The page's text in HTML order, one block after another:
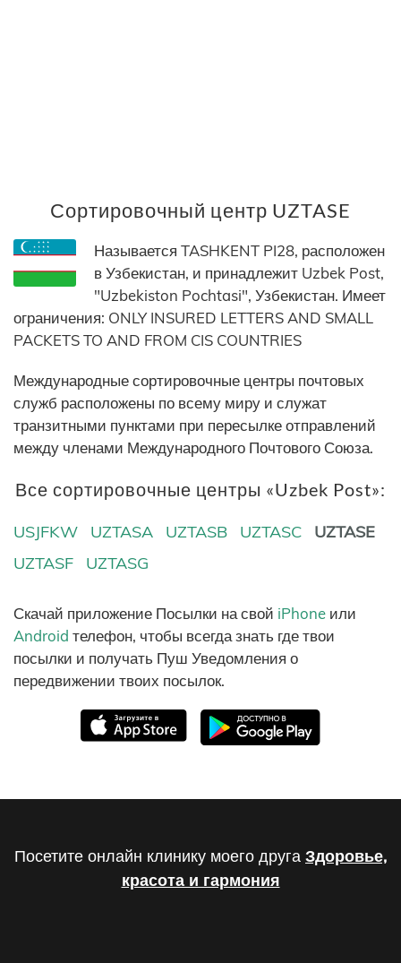
Сортировочный центр UZTASE
Называется TASHKENT PI28, расположен
в Узбекистан, и принадлежит Uzbek Post,
"Uzbekiston Pochtasi", Узбекистан. Имеет
ограничения: ONLY INSURED LETTERS AND SMALL
PACKETS TO AND FROM CIS COUNTRIES
Международные сортировочные центры почтовых
служб расположены по всему миру и служат
транзитными пунктами при пересылке отправлений
между членами Международного Почтового Союза.
Все сортировочные центры «Uzbek Post»:
USJFKW UZTASA UZTASB UZTASC
UZTASE
UZTASF
UZTASG
Скачай приложение Посылки на свой iPhone или
Android телефон, чтобы всегда знать где твои
посылки и получать Пуш Уведомления о
передвижении твоих посылок.
Посетите онлайн клинику моего друга Здоровье,
красота и гармония